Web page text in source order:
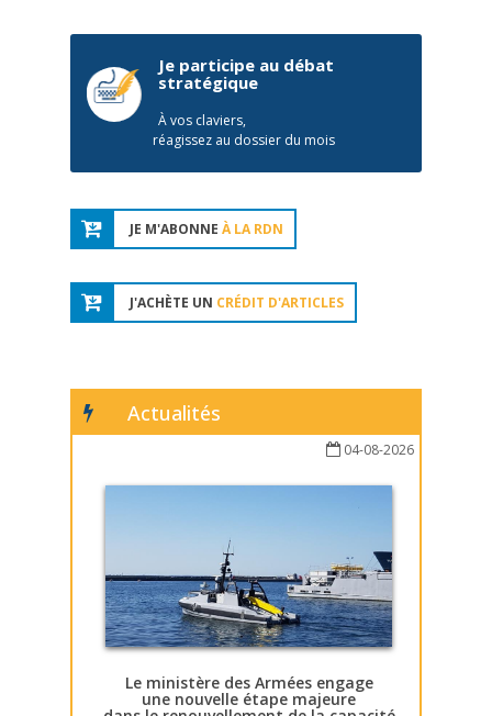
Je participe au débat
stratégique
À vos claviers,
réagissez au dossier du mois
JE M'ABONNE À LA RDN
J'ACHÈTE UN CRÉDIT D'ARTICLES
Actualités
04-08-2026
Le ministère des Armées engage
une nouvelle étape majeure